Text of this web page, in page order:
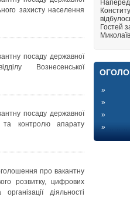
захисту населення
посаду державної
Вознесенської
посаду державної
та контролю апарату
про вакантну
розвитку, цифрових
діяльності
Гостей
»
»
»
»